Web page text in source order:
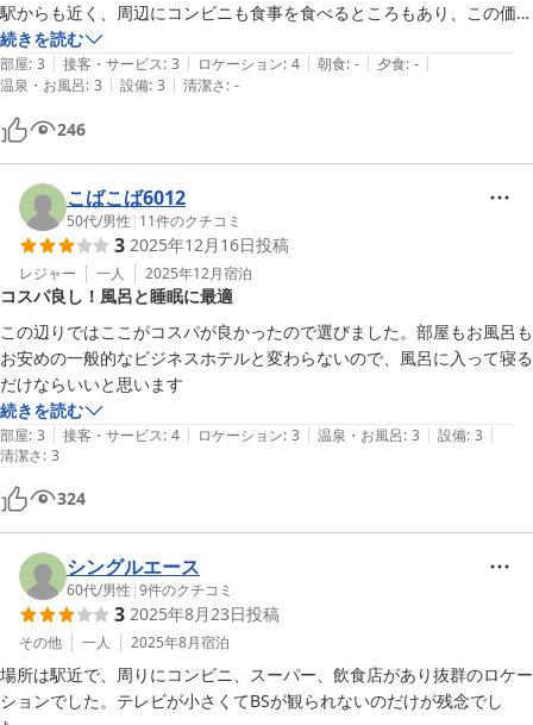
駅からも近く、周辺にコンビニも食事を食べるところもあり、この価格
で大変良かったです。
また利用させていただきます。
続きを読む
部屋: 3 | 接客・サービス: 3 | ロケーション: 4 | 朝食: - | 夕食: - |
温泉・お風呂: 3 | 設備: 3 | 清潔さ: -
246
こばこば6012
50代/男性 | 11件のクチコミ
3 2025年12月16日投稿
レジャー 一人 2025年12月宿泊
コスパ良し！風呂と睡眠に最適
この辺りではここがコスパが良かったので選びました。部屋もお風呂も
お安めの一般的なビジネスホテルと変わらないので、風呂に入って寝る
だけならいいと思います
続きを読む
部屋: 3 | 接客・サービス: 4 | ロケーション: 3 | 温泉・お風呂: 3 | 設備: 3 |
清潔さ: 3
324
シングルエース
60代/男性 |9件のクチコミ
3 2025年8月23日投稿
その他 一人 2025年8月宿泊
場所は駅近で、周りにコンビニ、スーパー、飲食店があり抜群のロケー
ションでした。テレビが小さくてBSが観られないのだけが残念でし